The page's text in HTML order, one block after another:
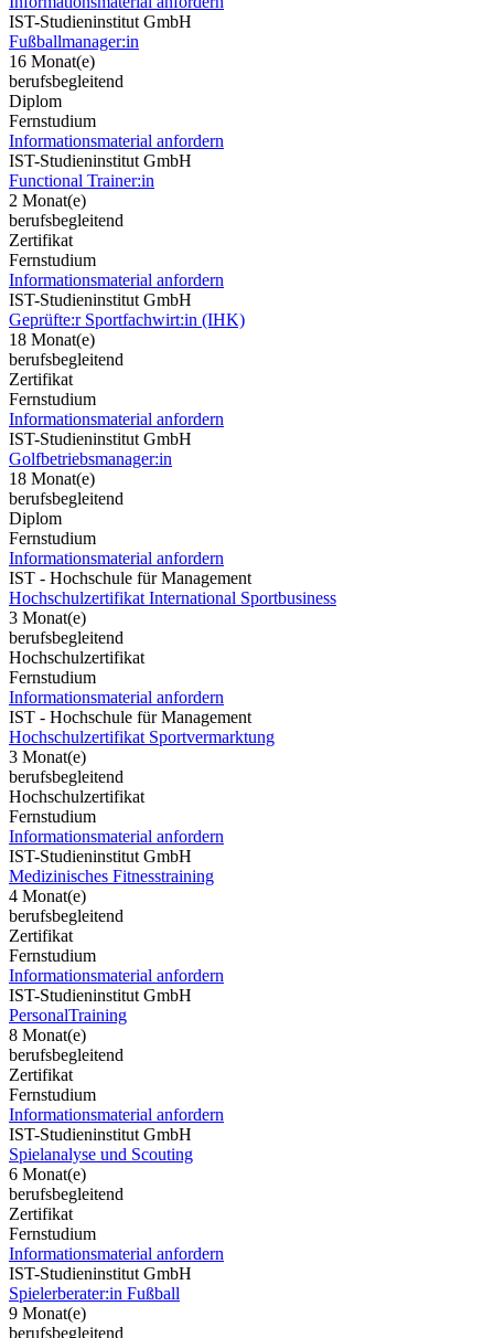
IST-Studieninstitut GmbH
Fußballmanager:in
16 Monat(e)
berufsbegleitend
Diplom
Fernstudium
Informationsmaterial anfordern
IST-Studieninstitut GmbH
Functional Trainer:in
2 Monat(e)
berufsbegleitend
Zertifikat
Fernstudium
Informationsmaterial anfordern
IST-Studieninstitut GmbH
Geprüfte:r Sportfachwirt:in (IHK)
18 Monat(e)
berufsbegleitend
Zertifikat
Fernstudium
Informationsmaterial anfordern
IST-Studieninstitut GmbH
Golfbetriebsmanager:in
18 Monat(e)
berufsbegleitend
Diplom
Fernstudium
Informationsmaterial anfordern
IST - Hochschule für Management
Hochschulzertifikat International Sportbusiness
3 Monat(e)
berufsbegleitend
Hochschulzertifikat
Fernstudium
Informationsmaterial anfordern
IST - Hochschule für Management
Hochschulzertifikat Sportvermarktung
3 Monat(e)
berufsbegleitend
Hochschulzertifikat
Fernstudium
Informationsmaterial anfordern
IST-Studieninstitut GmbH
Medizinisches Fitnesstraining
4 Monat(e)
berufsbegleitend
Zertifikat
Fernstudium
Informationsmaterial anfordern
IST-Studieninstitut GmbH
PersonalTraining
8 Monat(e)
berufsbegleitend
Zertifikat
Fernstudium
Informationsmaterial anfordern
IST-Studieninstitut GmbH
Spielanalyse und Scouting
6 Monat(e)
berufsbegleitend
Zertifikat
Fernstudium
Informationsmaterial anfordern
IST-Studieninstitut GmbH
Spielerberater:in Fußball
9 Monat(e)
berufsbegleitend